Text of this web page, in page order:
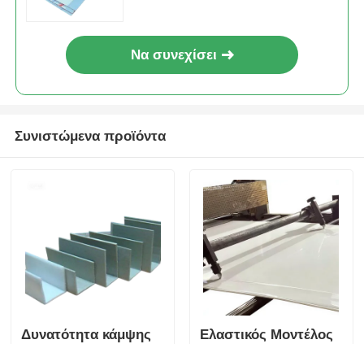
Να συνεχίσει
Συνιστώμενα προϊόντα
Δυνατότητα κάμψης
Ελαστικός Μοντέλος